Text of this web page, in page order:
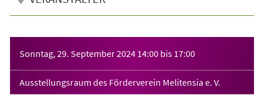
Sonntag, 29. September 2024 14:00 bis 17:00
Ausstellungsraum des Förderverein Melitensia e. V.